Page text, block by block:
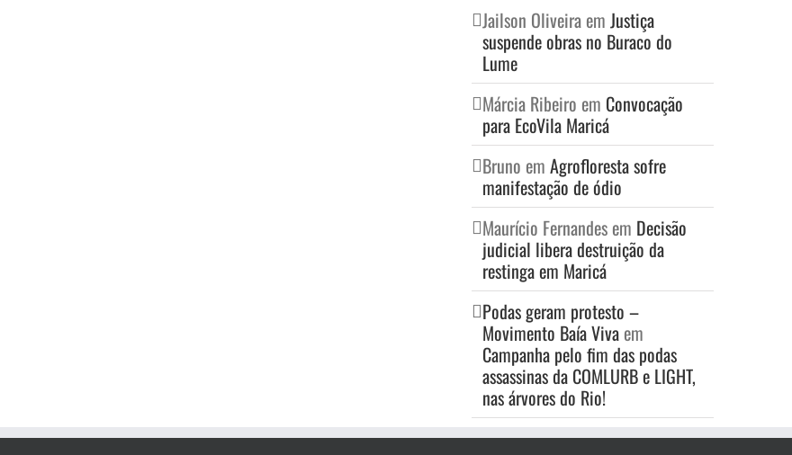
Jailson Oliveiraem Justiça
suspende obras no Buraco do
Lume
Márcia Ribeiro em Convocação
para EcoVila Maricá
Bruno em Agrofloresta sofre
manifestação de ódio
Maurício Fernandesem Decisão
judicial libera destruição da
restinga em Maricá
Podas geram protesto –
Movimento Baía Vivaem
Campanha pelo fim das podas
assassinas da COMLURB e LIGHT,
nas árvores do Rio!